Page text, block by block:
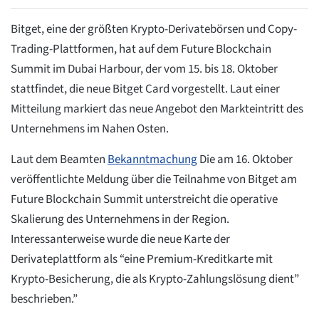
Bitget, eine der größten Krypto-Derivatebörsen und Copy-
Trading-Plattformen, hat auf dem Future Blockchain
Summit im Dubai Harbour, der vom 15. bis 18. Oktober
stattfindet, die neue Bitget Card vorgestellt. Laut einer
Mitteilung markiert das neue Angebot den Markteintritt des
Unternehmens im Nahen Osten.
Laut dem BeamtenBekanntmachungDie am 16. Oktober
veröffentlichte Meldung über die Teilnahme von Bitget am
Future Blockchain Summit unterstreicht die operative
Skalierung des Unternehmens in der Region.
Interessanterweise wurde die neue Karte der
Derivateplattform als “eine Premium-Kreditkarte mit
Krypto-Besicherung, die als Krypto-Zahlungslösung dient”
beschrieben.”